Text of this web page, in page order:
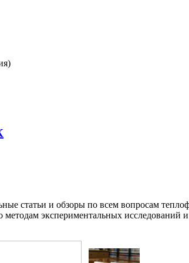
статьи и обзоры по всем вопросам
методам экспериментальных